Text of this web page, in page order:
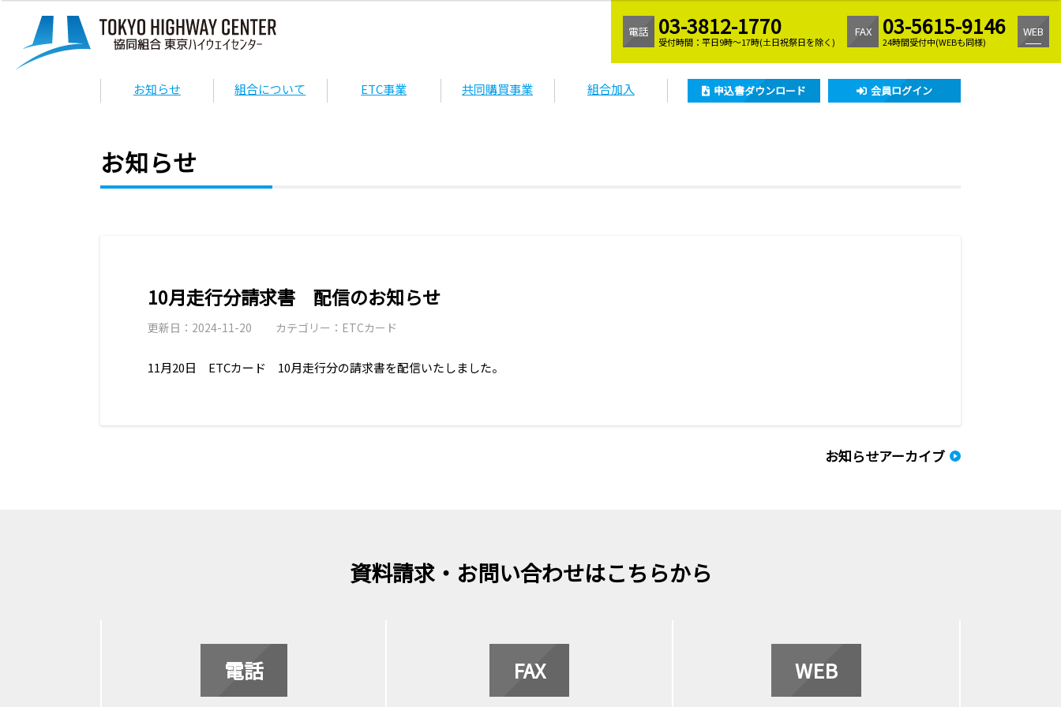
電話 03-3812-1770
受付時間：平日9時〜17時(土日祝祭日を除く)
FAX 03-5615-9146
24時間受付中(WEBも同様)
WEB
お知らせ 組合について ETC事業 共同購買事業 組合加入 申込書ダウンロード 会員ログイン
お知らせ
10月走行分請求書 配信のお知らせ
更新日：2024-11-20 カテゴリー：ETCカード
11月20日 ETCカード 10月走行分の請求書を配信いたしました。
お知らせアーカイブ
資料請求・お問い合わせはこちらから
電話
FAX
WEB